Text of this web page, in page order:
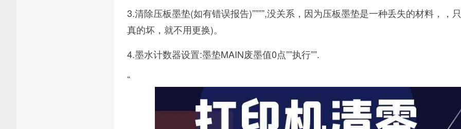
3.清除压板墨垫(如有错误报告)””””,没关系，因为压板墨垫是一种丢失的材料，，
真的坏，就不用更换)。
4.墨水计数器设置:墨垫MAIN废墨值0点””执行””.
“